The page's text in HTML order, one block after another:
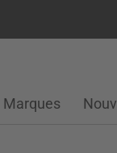
Marques